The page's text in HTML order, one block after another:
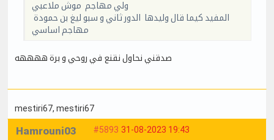
ولي مهاجم موش ملاعبي
المفيد كيما قال وليدها الدور ثاني و سبو ليغ بن حمودة
مهاجم اساسي
صدقني نحاول نقنع في روحي و برة ههههه
mestiri67, mestiri67
#5893 31-08-2023 19:43
Hamrouni03